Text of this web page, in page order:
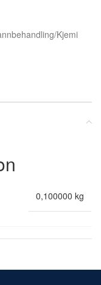
Kjemi
0,100000 kg